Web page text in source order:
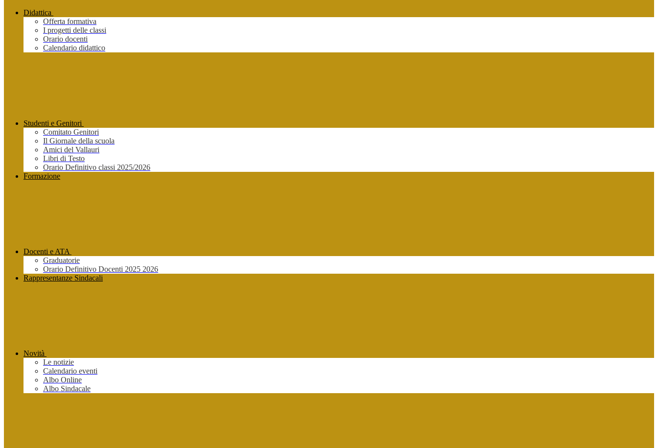
Didattica
Offerta formativa
I progetti delle classi
Orario docenti
Calendario didattico
Studenti e Genitori
Comitato Genitori
Il Giornale della scuola
Amici del Vallauri
Libri di Testo
Orario Definitivo classi 2025/2026
Formazione
Docenti e ATA
Graduatorie
Orario Definitivo Docenti 2025 2026
Rappresentanze Sindacali
Novità
Le notizie
Calendario eventi
Albo Online
Albo Sindacale